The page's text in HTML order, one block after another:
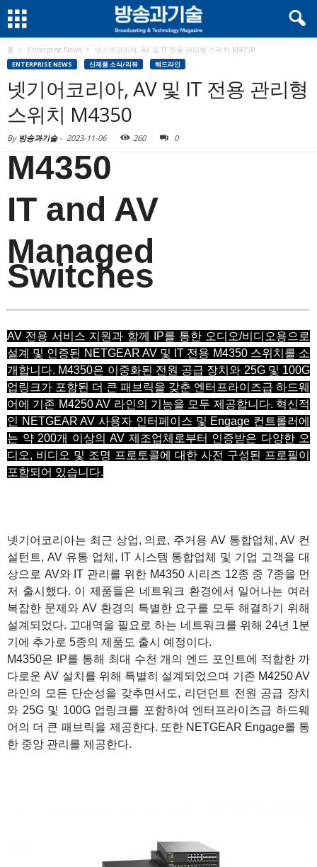
홈 Enterprise News 넷기어코리아, AV 및 IT 전용 관리형 스위치 M4350
ENTERPRISE NEWS 신제품 소식/리뷰 헤드라인
넷기어코리아, AV 및 IT 전용 관리형
스위치 M4350
By 방송과기술- 2023-11-06 260 0
M4350
IT and AV
Managed
Switches
AV 전용 서비스 지원과 함께 IP를 통한 오디오/비디오용으로
설계 및 인증된 NETGEAR AV 및 IT 전용 M4350 스위치를 소
개합니다. M4350은 이중화된 전원 공급 장치와 25G 및 100G
업링크가 포함된 더 큰 패브릭을 갖춘 엔터프라이즈급 하드웨
어에 기존 M4250 AV 라인의 기능을 모두 제공합니다. 혁신적
인 NETGEAR AV 사용자 인터페이스 및 Engage 컨트롤러에
는 약 200개 이상의 AV 제조업체로부터 인증받은 다양한 오
디오, 비디오 및 조명 프로토콜에 대한 사전 구성된 프로필이
포함되어 있습니다.
넷기어코리아는 최근 상업, 의료, 주거용 AV 통합업체, AV 컨
설턴트, AV 유통 업체, IT 시스템 통합업체 및 기업 고객을 대
상으로 AV와 IT 관리를 위한 M4350 시리즈 12종 중 7종을 먼
저 출시했다. 이 제품들은 네트워크 환경에서 일어나는 여러
복잡한 문제와 AV 환경의 특별한 요구를 모두 해결하기 위해
설계되었다. 고대역을 필요로 하는 네트워크를 위해 24년 1분
기에 추가로 5종의 제품도 출시 예정이다.
M4350은 IP를 통해 최대 수천 개의 엔드 포인트에 적합한 까
다로운 AV 설치를 위해 특별히 설계되었으며 기존 M4250 AV
라인의 모든 단순성을 갖추면서도, 리던던트 전원 공급 장치
와 25G 및 100G 업링크를 포함하여 엔터프라이즈급 하드웨
어의 더 큰 패브릭을 제공한다. 또한 NETGEAR Engage를 통
한 중앙 관리를 제공한다.